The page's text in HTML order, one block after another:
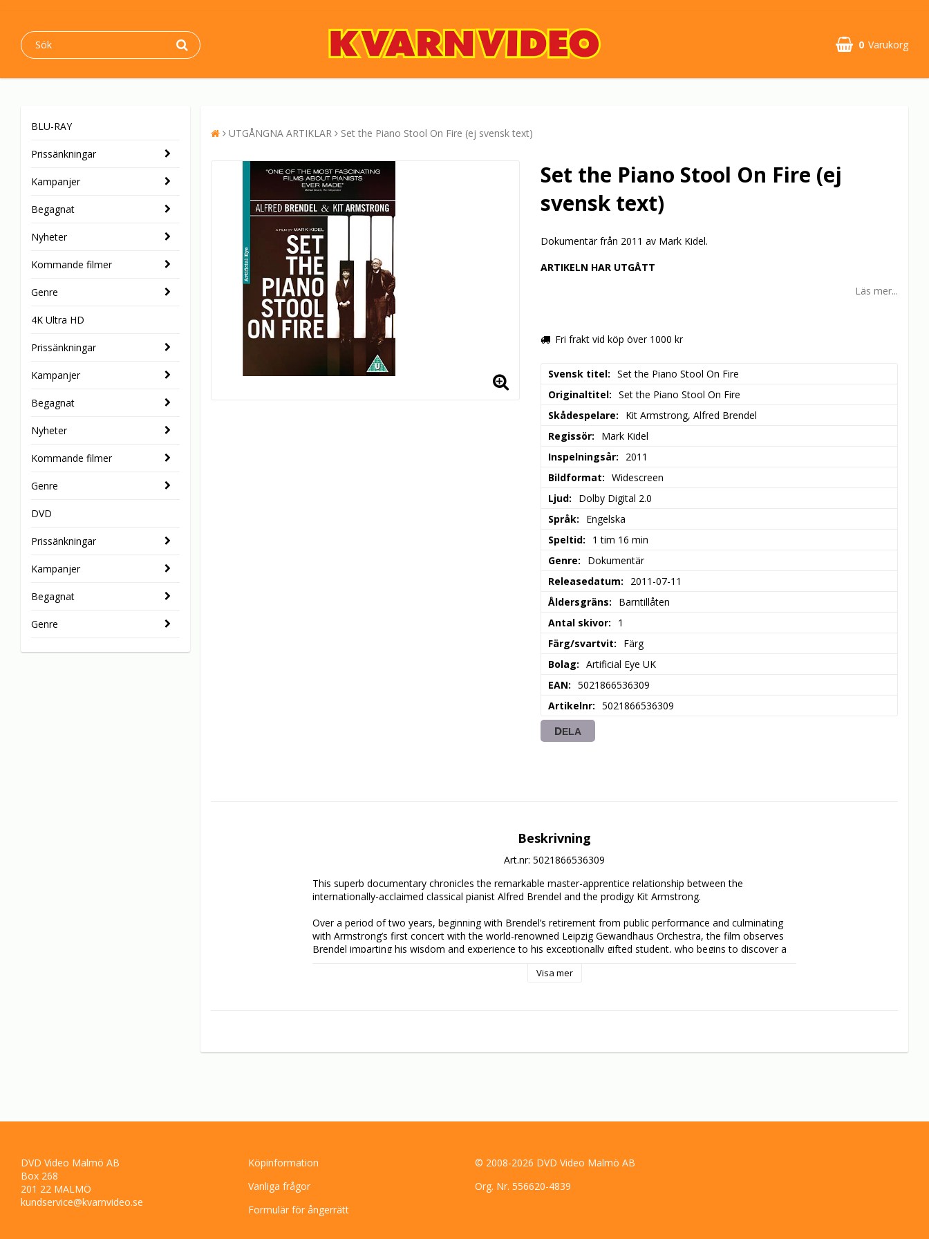
0 Varukorg
BLU-RAY
Prissänkningar
Kampanjer
Begagnat
Nyheter
Kommande filmer
Genre
4K Ultra HD
Prissänkningar
Kampanjer
Begagnat
Nyheter
Kommande filmer
Genre
DVD
Prissänkningar
Kampanjer
Begagnat
Genre
UTGÅNGNA ARTIKLAR Set the Piano Stool On Fire (ej svensk text)
Set the Piano Stool On Fire (ej
svensk text)
Dokumentär från 2011 av Mark Kidel.
ARTIKELN HAR UTGÅTT
Läs mer...
Fri frakt vid köp över 1000 kr
Svensk titel
Set the Piano Stool On Fire
Originaltitel
Set the Piano Stool On Fire
Skådespelare
Kit Armstrong, Alfred Brendel
Regissör
Mark Kidel
Inspelningsår
2011
Bildformat
Widescreen
Ljud
Dolby Digital 2.0
Språk
Engelska
Speltid
1 tim 16 min
Genre
Dokumentär
Releasedatum
2011-07-11
Åldersgräns
Barntillåten
Antal skivor
1
Färg/svartvit
Färg
Bolag
Artificial Eye UK
EAN
5021866536309
Artikelnr
5021866536309
DELA
Beskrivning
Art.nr: 5021866536309
This superb documentary chronicles the remarkable master-apprentice relationship between the
internationally-acclaimed classical pianist Alfred Brendel and the prodigy Kit Armstrong.
Over a period of two years, beginning with Brendel’s retirement from public performance and culminating
with Armstrong’s first concert with the world-renowned Leipzig Gewandhaus Orchestra, the film observes
Brendel imparting his wisdom and experience to his exceptionally gifted student, who begins to discover a
Visa mer
DVD Video Malmö AB
Box 268
201 22 MALMÖ
kundservice@kvarnvideo.se
Köpinformation
Vanliga frågor
Formulär för ångerrätt
© 2008-2026 DVD Video Malmö AB
Org. Nr. 556620-4839